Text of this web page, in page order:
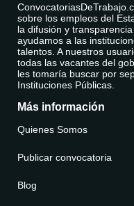
sobre los empleos del
la difusión y
ayudamos a las
talentos. A nuestros
todas las vacantes del
les tomaría buscar por
Instituciones Públicas.
Más información
Quienes Somos
Publicar convocatoria
Blog